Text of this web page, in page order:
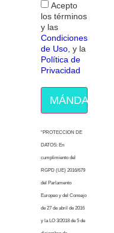
Acepto
los términos
y las
Condiciones
de Uso , y la
Política de
Privacidad
MÁNDAME
“PROTECCION DE
DATOS: En
cumplimiento del
RGPD (UE) 2016/679
del Parlamento
Europeo y del Consejo
de 27 de abril de 2016
y la LO 3/2018 de 5 de